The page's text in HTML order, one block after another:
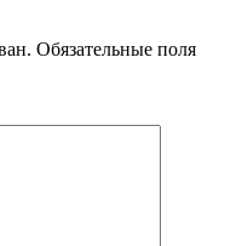
Обязательные поля